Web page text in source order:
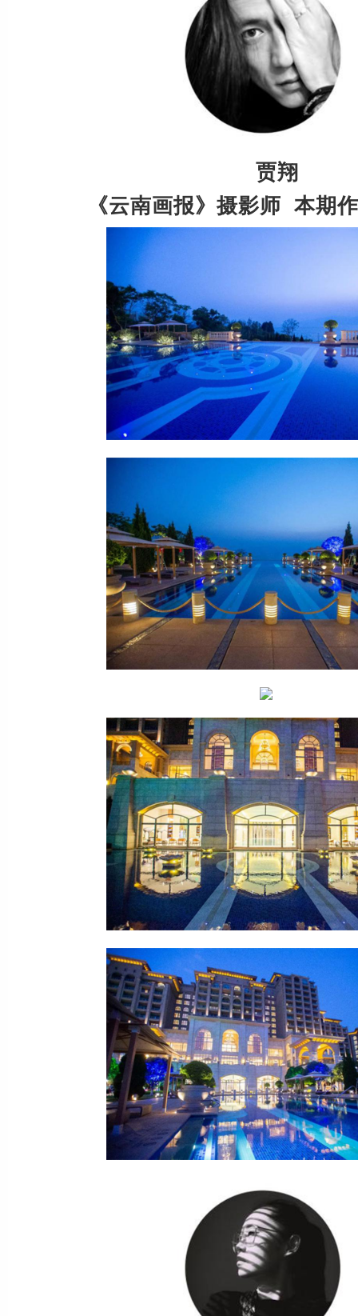
贾翔
《云南画报》摄影师 本期